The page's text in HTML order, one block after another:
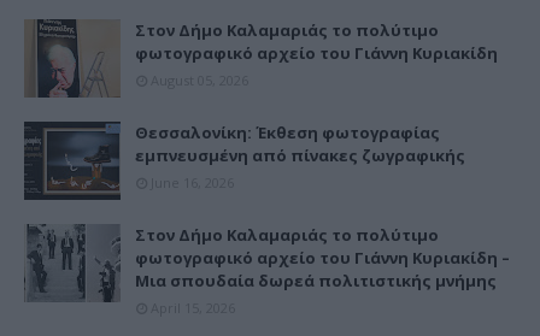
Στον Δήμο Καλαμαριάς το πολύτιμο
φωτογραφικό αρχείο του Γιάννη Κυριακίδη
Θεσσαλονίκη: Έκθεση φωτογραφίας
εμπνευσμένη από πίνακες ζωγραφικής
Στον Δήμο Καλαμαριάς το πολύτιμο
φωτογραφικό αρχείο του Γιάννη Κυριακίδη –
Μια σπουδαία δωρεά πολιτιστικής μνήμης